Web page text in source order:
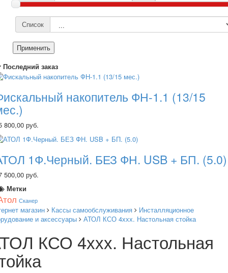
Список
Применить
Последний заказ
накопитель ФН-1.1 (13/15
800,00 руб.
1Ф.Черный. БЕЗ ФН. USB + БП. (5.0)
500,00 руб.
Метки
Сканер
магазин Кассы самообслуживания
Инсталляционное
и аксессуары
АТОЛ КСО 4ххх. Настольная стойка
КСО 4ххх. Настольная